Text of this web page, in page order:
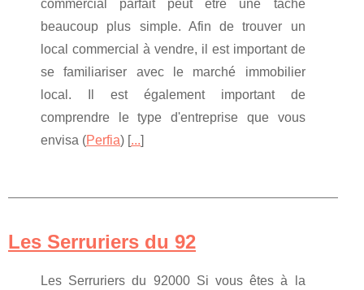
commercial parfait peut être une tâche
beaucoup plus simple. Afin de trouver un
local commercial à vendre, il est important de
se familiariser avec le marché immobilier
local. Il est également important de
comprendre le type d'entreprise que vous
envisa (Perfia) [...]
Les Serruriers du 92
Les Serruriers du 92000 Si vous êtes à la